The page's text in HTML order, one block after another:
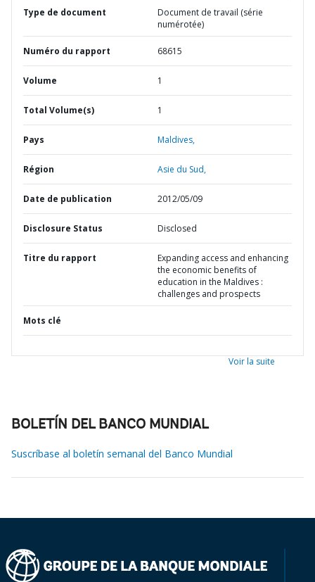
Type de document
Document de travail (série
numérotée)
Numéro du rapport 68615
Volume 1
Total Volume(s) 1
Pays Maldives,
Région Asie du Sud,
Date de publication 2012/05/09
Disclosure Status Disclosed
Titre du rapport
Expanding access and enhancing
the economic benefits of
education in the Maldives :
challenges and prospects
Mots clé
Voir la suite
BOLETÍN DEL BANCO MUNDIAL
Suscríbase al boletín semanal del Banco Mundial